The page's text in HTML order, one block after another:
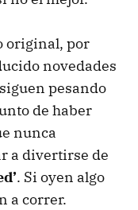
original, por
novedades
pesando
de haber
nunca
a divertirse de
. Si oyen algo
a correr.